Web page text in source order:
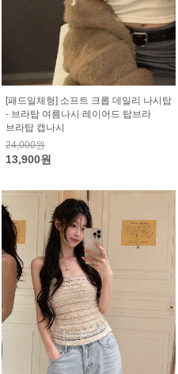
[패드일체형] 소프트 크롭 데일리 나시탑
- 브라탑 여름나시 레이어드 탑브라
브라탑 캡나시
24,000원
13,900원